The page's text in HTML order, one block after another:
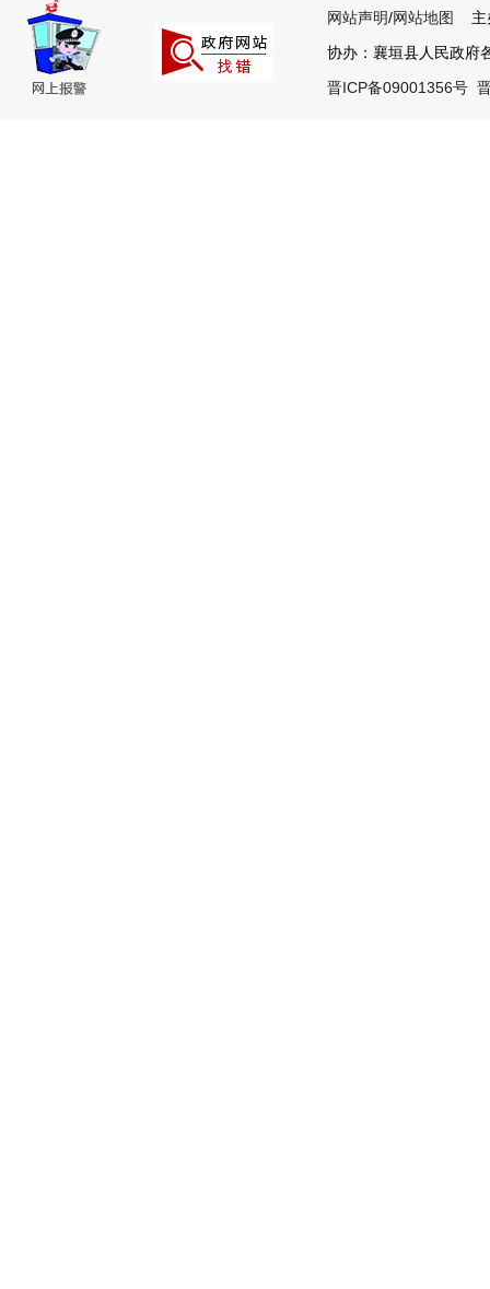
网站声明/网站地图
主
协办：襄垣县人民政
晋ICP备09001356号